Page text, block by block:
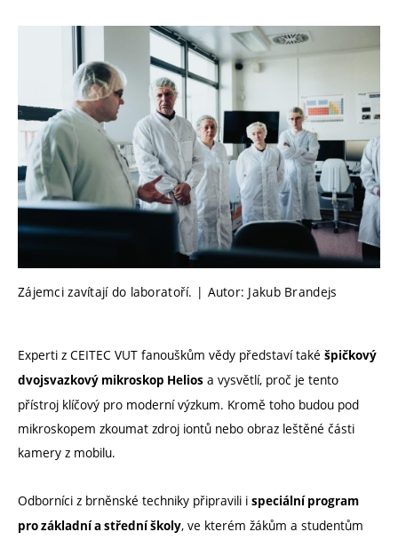
Zájemci zavítají do laboratoří. | Autor: Jakub Brandejs
Experti z CEITEC VUT fanouškům vědy představí také špičkový
dvojsvazkový mikroskop Helios a vysvětlí, proč je tento
přístroj klíčový pro moderní výzkum. Kromě toho budou pod
mikroskopem zkoumat zdroj iontů nebo obraz leštěné části
kamery z mobilu.
Odborníci z brněnské techniky připravili i speciální program
pro základní a střední školy, ve kterém žákům a studentům